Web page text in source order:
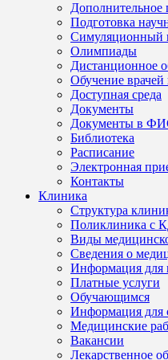
Дополнительное
Подготовка
Симуляционный
Олимпиады
Дистанционное
Обучение
Доступная среда
Документы
Документы в
Библиотека
Расписание
Электронная
Контакты
Клиника
Структура
Поликлиника с
Виды
Сведения о
Информация для
Платные услуги
Обучающимся
Информация для
Медицинские
Вакансии
Лекарственное